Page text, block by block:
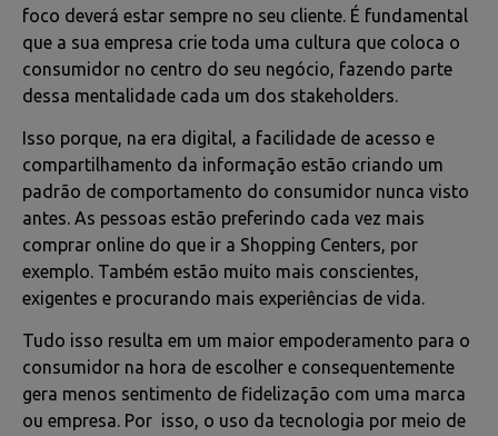
foco deverá estar sempre no seu cliente. É fundamental
que a sua empresa crie toda uma cultura que coloca o
consumidor no centro do seu negócio, fazendo parte
dessa mentalidade cada um dos stakeholders.
Isso porque, na era digital, a facilidade de acesso e
compartilhamento da informação estão criando um
padrão de comportamento do consumidor nunca visto
antes. As pessoas estão preferindo cada vez mais
comprar online do que ir a Shopping Centers, por
exemplo. Também estão muito mais conscientes,
exigentes e procurando mais experiências de vida.
Tudo isso resulta em um maior empoderamento para o
consumidor na hora de escolher e consequentemente
gera menos sentimento de fidelização com uma marca
ou empresa. Por isso, o uso da tecnologia por meio de